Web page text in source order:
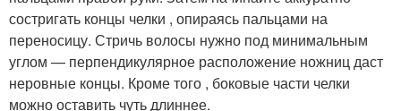
состригать концы челки , опираясь пальцами на
переносицу. Стричь волосы нужно под минимальным
углом — перпендикулярное расположение ножниц даст
неровные концы. Кроме того , боковые части челки
можно оставить чуть длиннее.